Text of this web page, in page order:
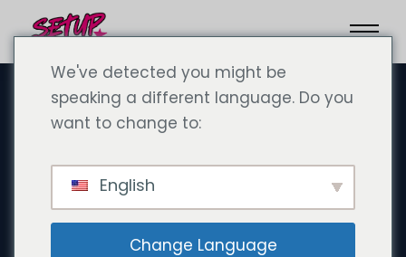
22 Eylül 2024
Dubai Media City: Bir
yaratıcılık ve yenilikçilik
merkezi
We've detected you might be
speaking a different language. Do you
want to change to:
English
Change Language